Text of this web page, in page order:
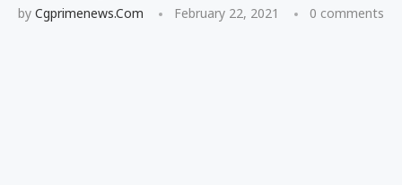
by Cgprimenews.com February 22, 2021 0 comments